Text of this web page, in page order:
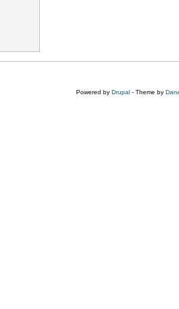
Powered byDrupal - Theme by